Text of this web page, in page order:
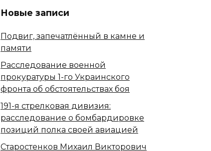
Новые записи
Подвиг, запечатлённый в камне и
памяти
Расследование военной
прокуратуры 1-го Украинского
фронта об обстоятельствах боя
191-я стрелковая дивизия:
расследование о бомбардировке
позиций полка своей авиацией
Старостенков Михаил Викторович